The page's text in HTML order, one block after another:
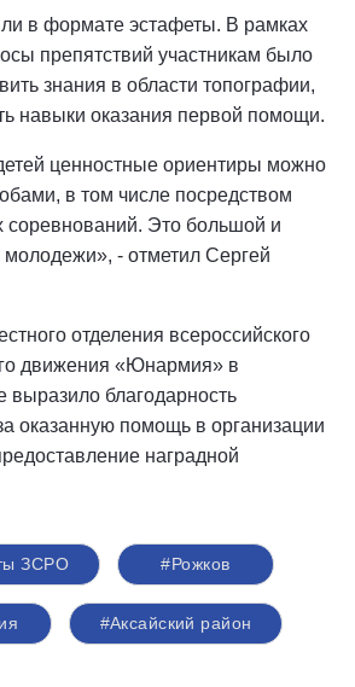
в формате эстафеты. В рамках
препятствий участникам было
знания в области топографии,
навыки оказания первой помощи.
ценностные ориентиры можно
в том числе посредством
соревнований. Это большой и
- отметил Сергей
отделения всероссийского
движения «Юнармия» в
выразило благодарность
оказанную помощь в организации
наградной
ЗСРО #Рожков
#Аксайский район